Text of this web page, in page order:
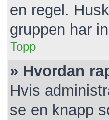
en regel.
gruppen har
Topp
» Hvordan
Hvis
se en knapp